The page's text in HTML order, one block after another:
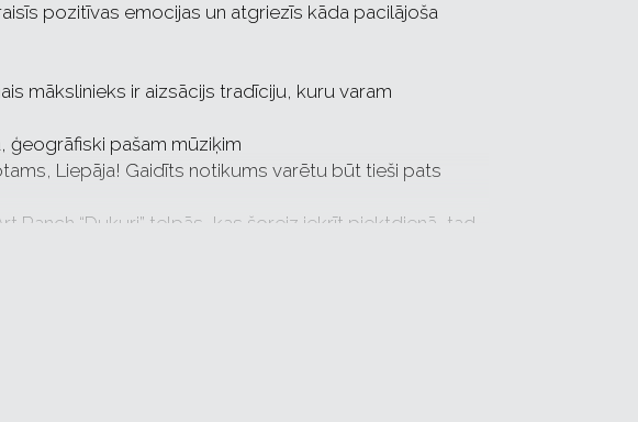
pozitīvas emocijas un atgriezīs kāda pacilājoša
mākslinieks ir aizsācijs tradīciju, kuru varam
pašam mūziķim
Liepāja! Gaidīts notikums varētu būt tieši pats
Ranch “Dukuri” telpās, kas šoreiz iekrīt piektdienā, tad